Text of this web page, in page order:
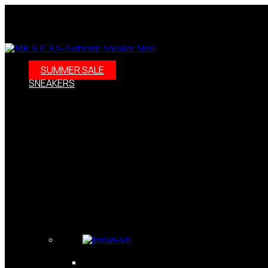
SUMMER SALE
SNEAKERS